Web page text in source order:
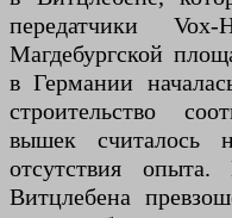
передатчики
Магдебургской
в Германии
строительство
вышек считалось
отсутствия опыта.
Витцлебена